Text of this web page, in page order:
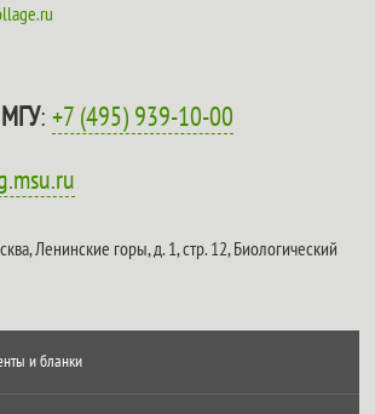
МГУ:+7 (495) 939-10-00
Ленинские горы, д. 1, стр. 12,Биологический
и бланки